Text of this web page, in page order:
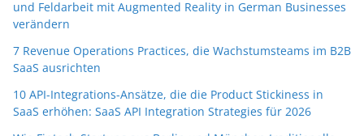
und Feldarbeit mit Augmented Reality in German Businesses
verändern
7 Revenue Operations Practices, die Wachstumsteams im B2B
SaaS ausrichten
10 API-Integrations-Ansätze, die die Product Stickiness in
SaaS erhöhen: SaaS API Integration Strategies für 2026